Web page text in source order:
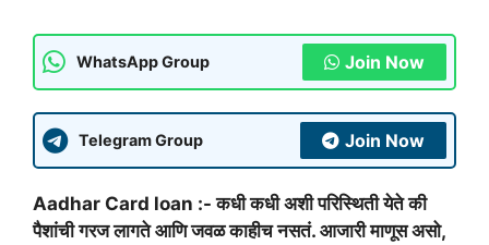
WhatsApp Group Join Now
Telegram Group Join Now
Aadhar Card loan :- कधी कधी अशी परिस्थिती येते की
पैशांची गरज लागते आणि जवळ काहीच नसतं. आजारी माणूस असो,